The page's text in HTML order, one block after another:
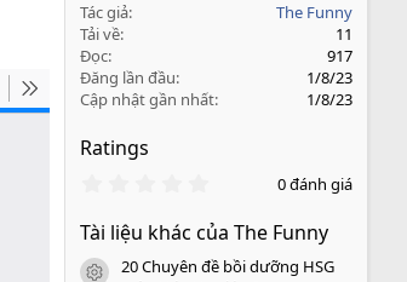
Tác giả
The Funny
Tải về
11
Đọc
917
Đăng lần đầu
1/8/23
Cập nhật gần nhất
1/8/23
Ratings
0
0
s
a
0 đánh giá
Tài liệu khác của The Funny
icon tài liệu
20 Chuyên đề bồi dưỡng HSG